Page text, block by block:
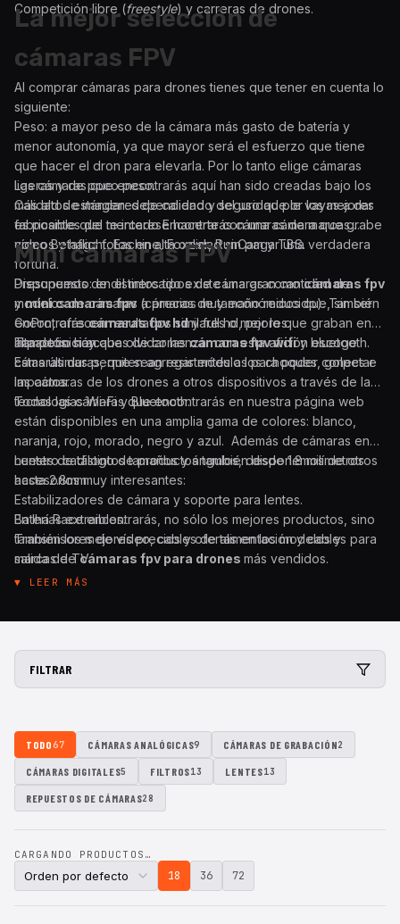
Competición libre (freestyle) y carreras de drones.
La mejor selección de
cámaras FPV
Al comprar cámaras para drones tienes que tener en cuenta lo
siguiente:
Peso: a mayor peso de la cámara más gasto de batería y
menor autonomía, ya que mayor será el esfuerzo que tiene
que hacer el dron para elevarla. Por lo tanto elige cámaras
ligeras y de poco peso.
Calidad de imagen: dependiendo del uso que le vayas a dar
es posible que te interese hacerte con una cámara que grabe
vídeos y haga fotos en alta calidad sin pagar una verdadera
fortuna.
Presupuesto: en el mercado existe una gran cantidad de
modelos de cámaras a precios muy económicos que, sin ser
GoPro, ofrecen resultados similares o mejores.
Impactos: si acabas de comenzar con esta afición escoge
cámaras duras, que sean resistentes a los choques, golpes e
impactos.
Las cámaras que encontrarás aquí han sido creadas bajo los
más altos estándares de calidad y seguridad por los mejores
fabricantes del mercado Encontrarás cámaras de marcas
como Betaflight, Eachine, Foxeer, RunCam y TBS.
Mini cámaras FPV
Disponemos de distintos tipos de cámaras comocámaras fpv
ymini camaras fpv (cámaras de tamaño reducido). También
encontraráscámaras fpv hdy full hd, por lo que graban en
alta definición.
Tampoco hay que olvidar lascámaras fpv wifiy bluetooth.
Estas últimas permiten agregar módulos para poder conectar
las cámaras de los drones a otros dispositivos a través de las
tecnologías Wi-Fi y Bluetooth.
Todas las cámaras que encontrarás en nuestra página web
están disponibles en una amplia gama de colores: blanco,
naranja, rojo, morado, negro y azul. Además de cámaras en
nuestro catálogo de productos también disponemos de otros
accesorios muy interesantes:
Lentes de distintos tamaños y ángulos, desde 1.8 milímetros
hasta 2.8mm.
Estabilizadores de cámara y soporte para lentes.
Baterías extraibles.
Transmisores de vídeo, cables de alimentación y cables para
salida de TV.
Protectores de cristal o vidrio templado para la cámara.
En Iha Race encontrarás, no sólo los mejores productos, sino
también los mejores precios y ofertas en los modelos y
marcas decámaras fpv para drones más vendidos.
▼ LEER MÁS
FILTRAR
TODO67 CÁMARAS ANALÓGICAS9 CÁMARAS DE GRABACIÓN2
CÁMARAS DIGITALES5 FILTROS13 LENTES13
REPUESTOS DE CÁMARAS28
CARGANDO PRODUCTOS…
18 36 72